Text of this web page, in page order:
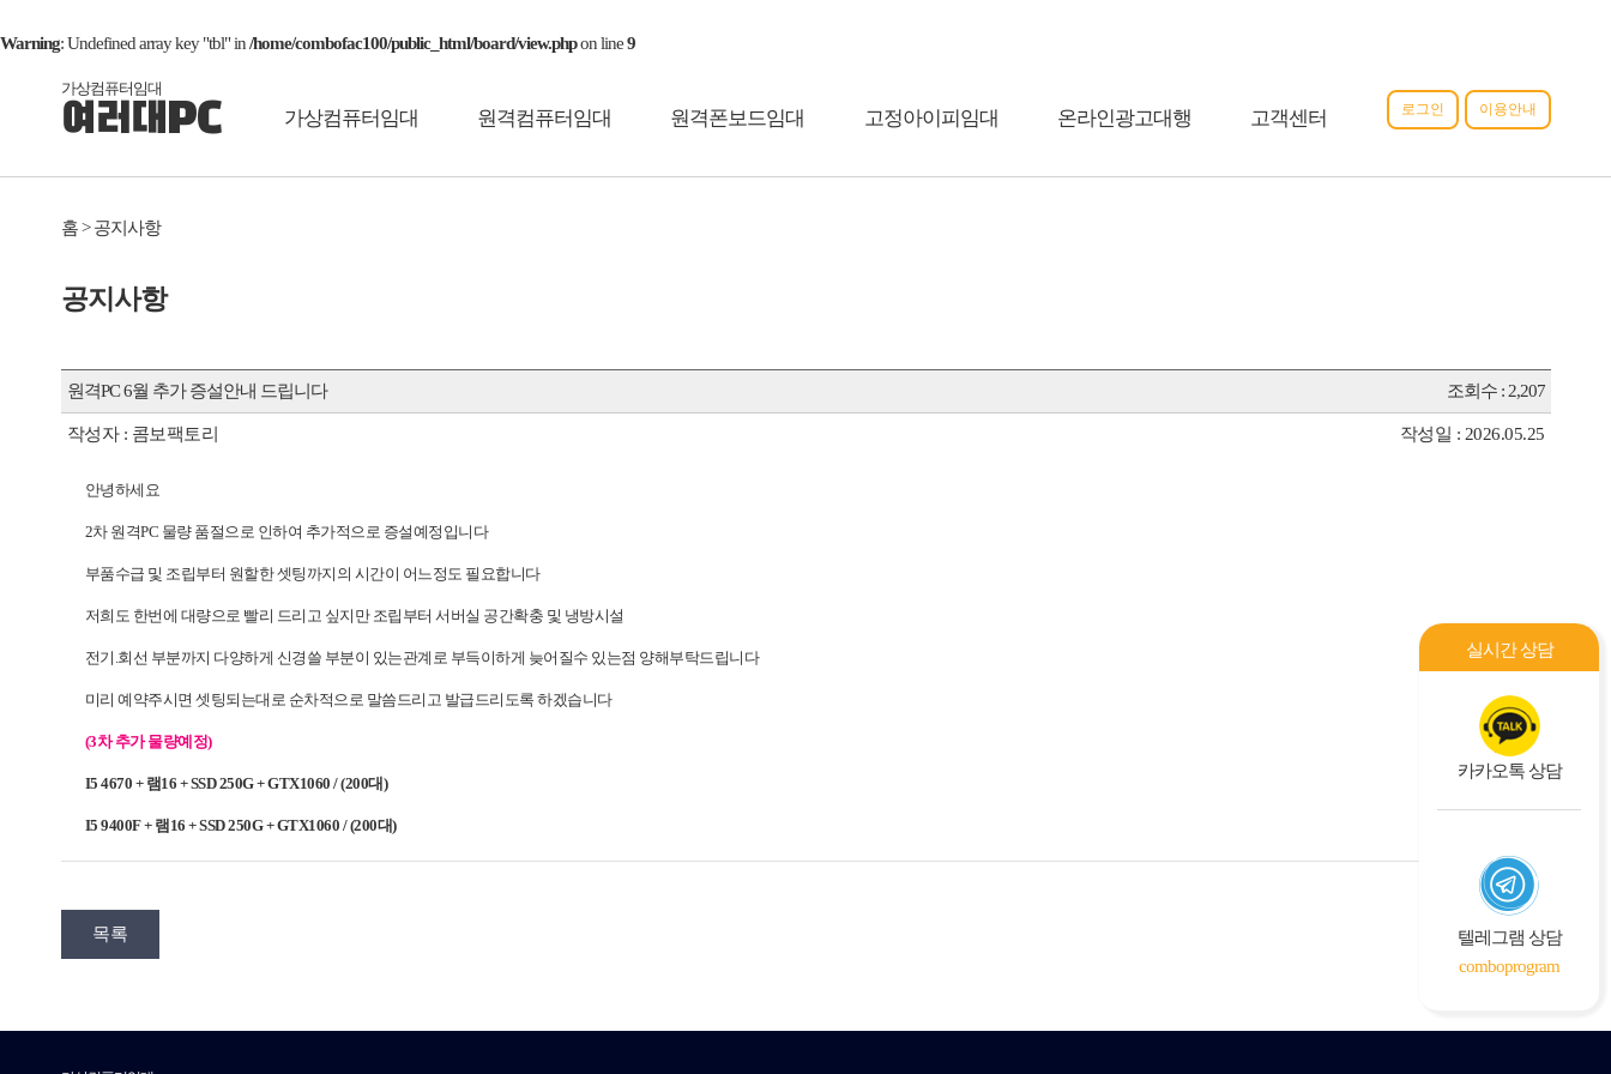
Warning: Undefined array key "tbl" in/home/combofac100/public_html/board/view.phpon line9
가상컴퓨터임대
여러대PC 이용안내
로그인
가상컴퓨터임대 원격컴퓨터임대 원격폰보드임대 고정아이피임대 온라인광고대행 고객센터
홈 > 공지사항
공지사항
원격PC 6월 추가 증설안내 드립니다 조회수 : 2,207
작성자 : 콤보팩토리 작성일 : 2026.05.25
안녕하세요
2차 원격PC 물량 품절으로 인하여 추가적으로 증설예정입니다
부품수급 및 조립부터 원할한 셋팅까지의 시간이 어느정도 필요합니다
저희도 한번에 대량으로 빨리 드리고 싶지만 조립부터 서버실 공간확충 및 냉방시설
전기.회선 부분까지 다양하게 신경쓸 부분이 있는관계로 부득이하게 늦어질수 있는점 양해부탁드립니다
미리 예약주시면 셋팅되는대로 순차적으로 말씀드리고 발급드리도록 하겠습니다
(3차 추가 물량예정)
I5 4670 + 램16 + SSD 250G + GTX1060 / (200대)
I5 9400F + 램16 + SSD 250G + GTX1060 / (200대)
목록
실시간 상담
카카오톡 상담
텔레그램 상담
comboprogram